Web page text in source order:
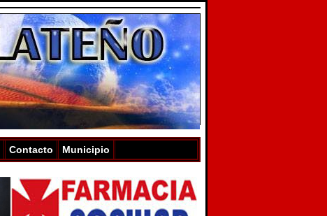
Contacto Municipio